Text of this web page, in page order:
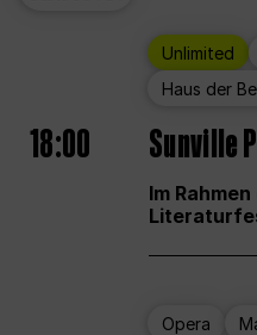
Unlimited
Haus der
18:00 Sunville
Im
Opera